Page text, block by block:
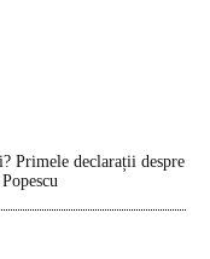
Primele declarații despre